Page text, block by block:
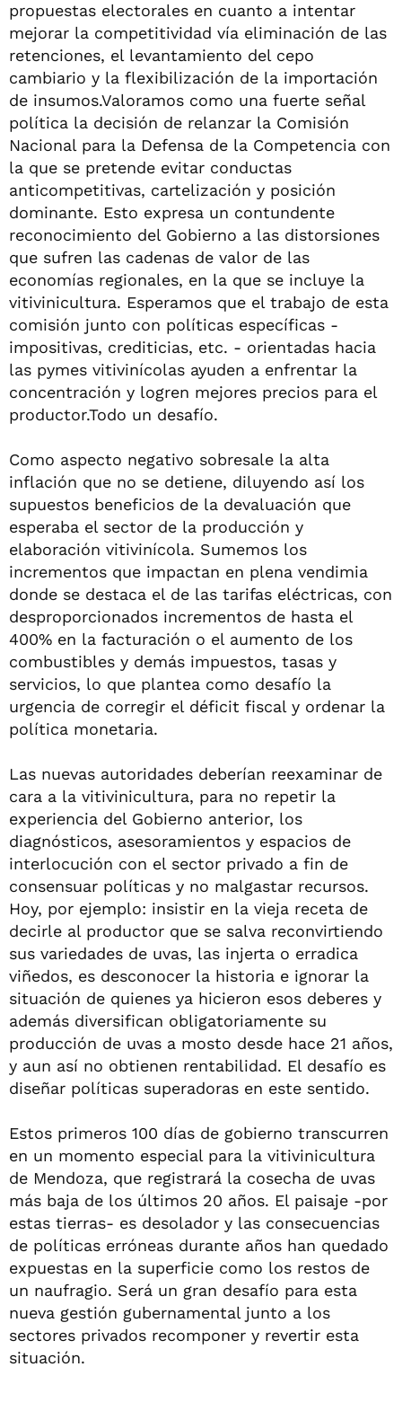
propuestas electorales en cuanto a intentar
mejorar la competitividad vía eliminación de las
retenciones, el levantamiento del cepo
cambiario y la flexibilización de la importación
de insumos.Valoramos como una fuerte señal
política la decisión de relanzar la Comisión
Nacional para la Defensa de la Competencia con
la que se pretende evitar conductas
anticompetitivas, cartelización y posición
dominante. Esto expresa un contundente
reconocimiento del Gobierno a las distorsiones
que sufren las cadenas de valor de las
economías regionales, en la que se incluye la
vitivinicultura. Esperamos que el trabajo de esta
comisión junto con políticas específicas -
impositivas, crediticias, etc. - orientadas hacia
las pymes vitivinícolas ayuden a enfrentar la
concentración y logren mejores precios para el
productor.Todo un desafío.
Como aspecto negativo sobresale la alta
inflación que no se detiene, diluyendo así los
supuestos beneficios de la devaluación que
esperaba el sector de la producción y
elaboración vitivinícola. Sumemos los
incrementos que impactan en plena vendimia
donde se destaca el de las tarifas eléctricas, con
desproporcionados incrementos de hasta el
400% en la facturación o el aumento de los
combustibles y demás impuestos, tasas y
servicios, lo que plantea como desafío la
urgencia de corregir el déficit fiscal y ordenar la
política monetaria.
Las nuevas autoridades deberían reexaminar de
cara a la vitivinicultura, para no repetir la
experiencia del Gobierno anterior, los
diagnósticos, asesoramientos y espacios de
interlocución con el sector privado a fin de
consensuar políticas y no malgastar recursos.
Hoy, por ejemplo: insistir en la vieja receta de
decirle al productor que se salva reconvirtiendo
sus variedades de uvas, las injerta o erradica
viñedos, es desconocer la historia e ignorar la
situación de quienes ya hicieron esos deberes y
además diversifican obligatoriamente su
producción de uvas a mosto desde hace 21 años,
y aun así no obtienen rentabilidad. El desafío es
diseñar políticas superadoras en este sentido.
Estos primeros 100 días de gobierno transcurren
en un momento especial para la vitivinicultura
de Mendoza, que registrará la cosecha de uvas
más baja de los últimos 20 años. El paisaje -por
estas tierras- es desolador y las consecuencias
de políticas erróneas durante años han quedado
expuestas en la superficie como los restos de
un naufragio. Será un gran desafío para esta
nueva gestión gubernamental junto a los
sectores privados recomponer y revertir esta
situación.